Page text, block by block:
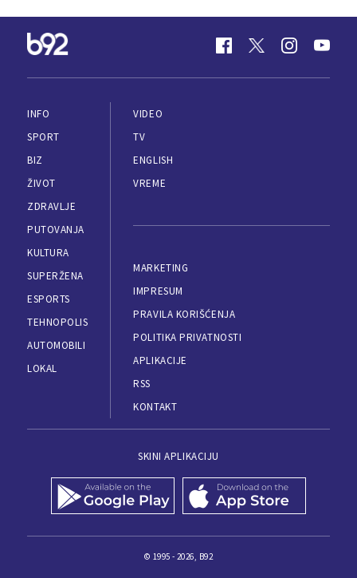
INFO
SPORT
BIZ
ŽIVOT
ZDRAVLJE
PUTOVANJA
KULTURA
SUPERŽENA
ESPORTS
TEHNOPOLIS
AUTOMOBILI
LOKAL
VIDEO
TV
ENGLISH
VREME
MARKETING
IMPRESUM
PRAVILA KORIŠĆENJA
POLITIKA PRIVATNOSTI
APLIKACIJE
RSS
KONTAKT
SKINI APLIKACIJU
© 1995 - 2026, B92